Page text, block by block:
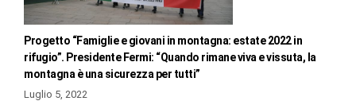
Progetto “Famiglie e giovani in montagna: estate 2022 in
rifugio”. Presidente Fermi: “Quando rimane viva e vissuta, la
montagna è una sicurezza per tutti”
Luglio 5, 2022